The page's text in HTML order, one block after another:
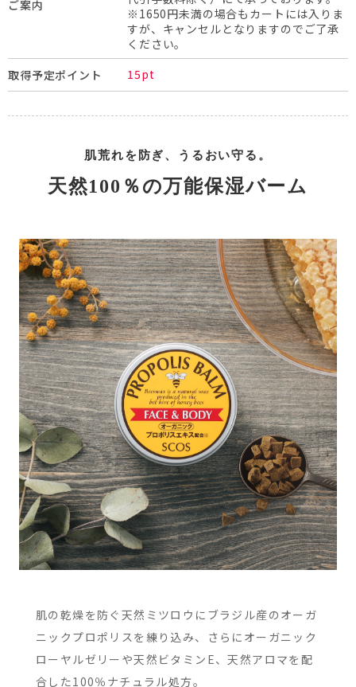
ご案内
※1650円未満の場合もカートには入りま
すが、キャンセルとなりますのでご了承
ください。
取得予定ポイント
15pt
肌荒れを防ぎ、うるおい守る。
天然100％の万能保湿バーム
肌の乾燥を防ぐ天然ミツロウにブラジル産のオーガ
ニックプロポリスを練り込み、さらにオーガニック
ローヤルゼリーや天然ビタミンE、天然アロマを配
合した100％ナチュラル処方。